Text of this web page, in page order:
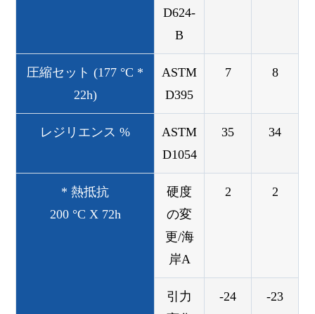
D624-
B
圧縮セット (177 °C *
22h)
ASTM
D395
7 8
レジリエンス %
ASTM
D1054
35 34
* 熱抵抗
200 °C X 72h
硬度
の変
更/海
岸A
2 2
引力
-24 -23